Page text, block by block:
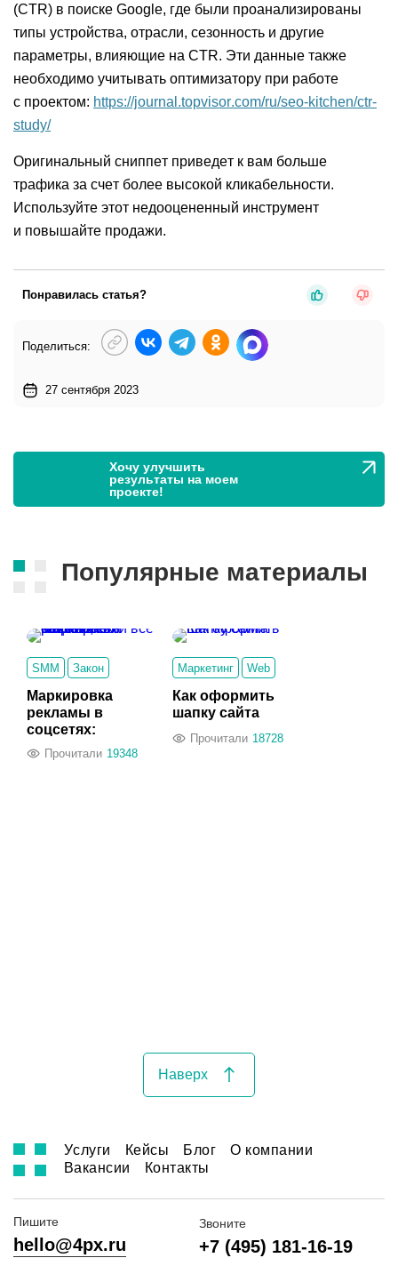
(СTR) в поиске Google, где были проанализированы
типы устройства, отрасли, сезонность и другие
параметры, влияющие на CTR. Эти данные также
необходимо учитывать оптимизатору при работе
с проектом: https://journal.topvisor.com/ru/seo-kitchen/ctr-
study/
Оригинальный сниппет приведет к вам больше
трафика за счет более высокой кликабельности.
Используйте этот недооцененный инструмент
и повышайте продажи.
Понравилась статья?
Поделиться:
27 сентября 2023
Хочу улучшить
результаты на моем
проекте!
Популярные материалы
SMM Закон
Маркировка
рекламы в
соцсетях:
настолько ли всё
сложно, как
Прочитали 19348
Маркетинг Web
Как оформить
шапку сайта
Прочитали 18728
Наверх
Услуги Кейсы Блог
О компании
Вакансии
Контакты
Пишите
hello@4px.ru
Звоните
+7 (495) 181-16-19